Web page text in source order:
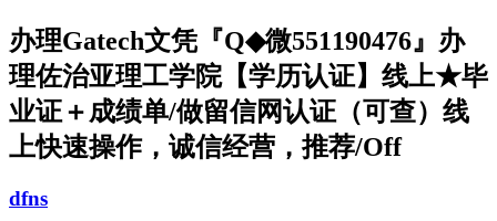
办理Gatech文凭『Q◆微551190476』办
理佐治亚理工学院【学历认证】线上★毕
业证＋成绩单/做留信网认证（可查）线
上快速操作，诚信经营，推荐/Off
dfns